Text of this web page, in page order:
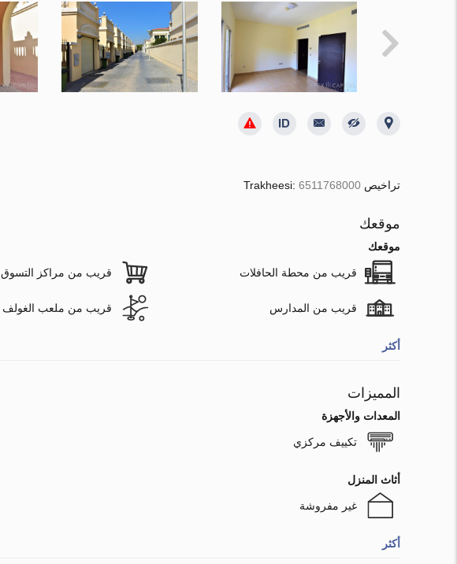
تراخيص Trakheesi: 6511768000
موقعك
موقعك
قريب من محطة الحافلات قريب من مراكز التسوق
قريب من المدارس قريب من ملعب الغولف
أكثر
المميزات
المعدات والأجهزة
تكييف مركزي
أثاث المنزل
غير مفروشة
أكثر